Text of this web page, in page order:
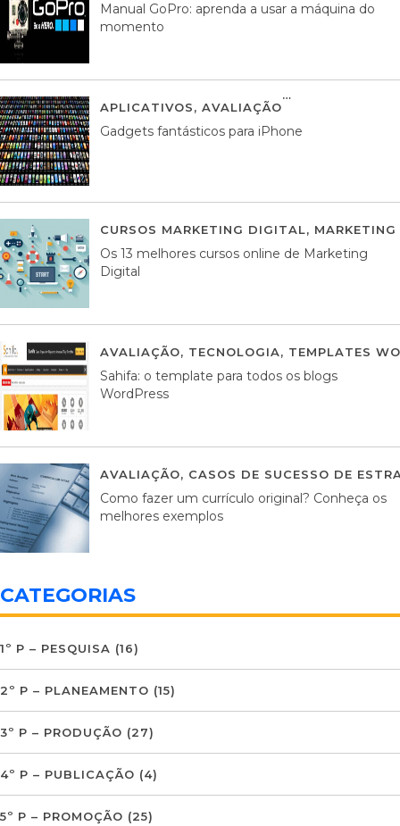
Manual GoPro: aprenda a usar a máquina do
momento
APLICATIVOS, AVALIAÇÃO
Gadgets fantásticos para iPhone
CURSOS MARKETING DIGITAL,
Os 13 melhores cursos online de Marketing
Digital
AVALIAÇÃO, TECNOLOGIA, TEMPLATES
Sahifa: o template para todos os blogs
WordPress
AVALIAÇÃO, CASOS DE SUCESSO DE
Como fazer um currículo original? Conheça os
melhores exemplos
CATEGORIAS
1º P – PESQUISA (16)
2º P – PLANEAMENTO (15)
3º P – PRODUÇÃO (27)
4º P – PUBLICAÇÃO (4)
5º P – PROMOÇÃO (25)